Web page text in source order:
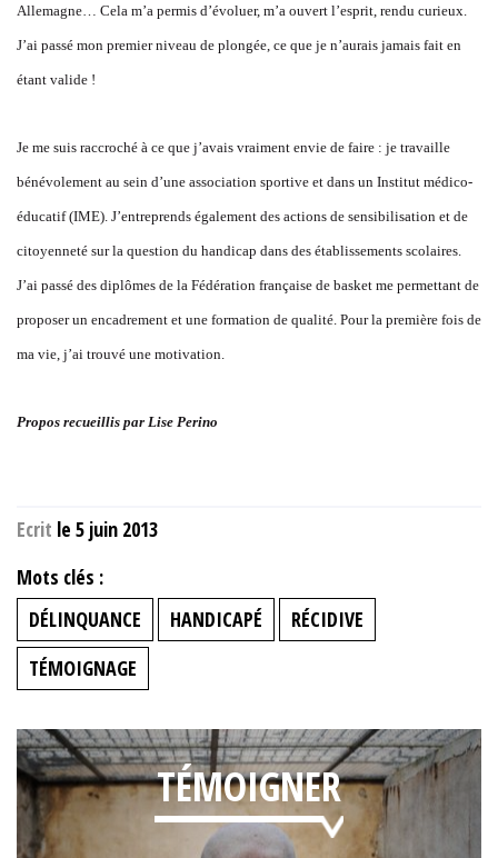
Allemagne… Cela m’a permis d’évoluer, m’a ouvert l’esprit, rendu curieux.
J’ai passé mon premier niveau de plongée, ce que je n’aurais jamais fait en
étant valide !
Je me suis raccroché à ce que j’avais vraiment envie de faire : je travaille
bénévolement au sein d’une association sportive et dans un Institut médico-
éducatif (IME). J’entreprends également des actions de sensibilisation et de
citoyenneté sur la question du handicap dans des établissements scolaires.
J’ai passé des diplômes de la Fédération française de basket me permettant de
proposer un encadrement et une formation de qualité. Pour la première fois de
ma vie, j’ai trouvé une motivation.
Propos recueillis par Lise Perino
Ecrit le 5 juin 2013
Mots clés :
DÉLINQUANCE
HANDICAPÉ
RÉCIDIVE
TÉMOIGNAGE
TÉMOIGNER